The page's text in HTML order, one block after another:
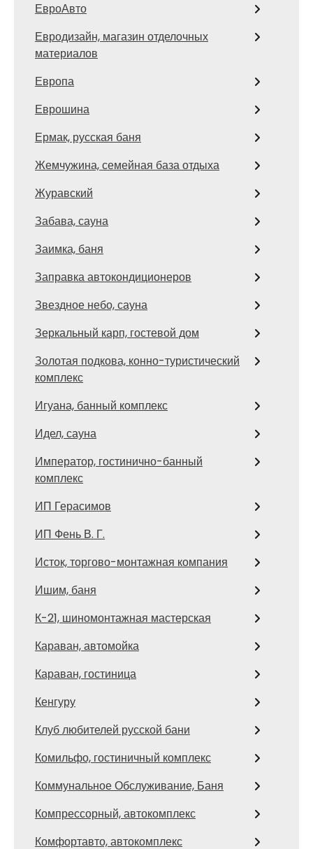
ЕвроАвто
Евродизайн, магазин отделочных
материалов
Европа
Еврошина
Ермак, русская баня
Жемчужина, семейная база отдыха
Журавский
Забава, сауна
Заимка, баня
Заправка автокондиционеров
Звездное небо, сауна
Зеркальный карп, гостевой дом
Золотая подкова, конно-туристический
комплекс
Игуана, банный комплекс
Идел, сауна
Император, гостинично-банный
комплекс
ИП Герасимов
ИП Фень В. Г.
Исток, торгово-монтажная компания
Ишим, баня
К-21, шиномонтажная мастерская
Караван, автомойка
Караван, гостиница
Кенгуру
Клуб любителей русской бани
Комильфо, гостиничный комплекс
Коммунальное Обслуживание, Баня
Компрессорный, автокомплекс
Комфортавто, автокомплекс